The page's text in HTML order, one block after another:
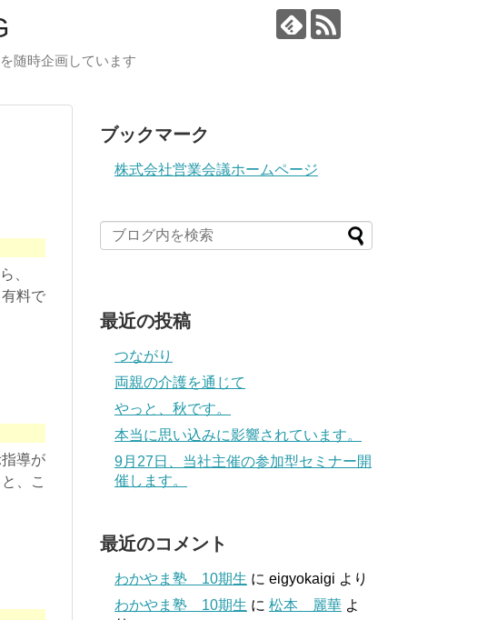
随時企画しています
、
料で
導が
、こ
ブックマーク
株式会社営業会議ホームページ
最近の投稿
つながり
両親の介護を通じて
やっと、秋です。
本当に思い込みに影響されています。
9月27日、当社主催の参加型セミナー開
催します。
最近のコメント
わかやま塾 10期生 に eigyokaigi より
わかやま塾 10期生 に 松本 麗華 よ